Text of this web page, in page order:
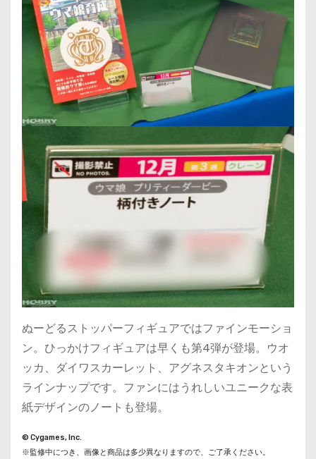
ぬーどるストッパーフィギュアではファインモーショ
ン。ひっかけフィギュアは早くも第4弾が登場。ウオ
ッカ、ダイワスカーレット、アグネスタキオンという
ラインナップです。ファンにはうれしいユニークな表
紙デザインのノートも登場。
© Cygames, Inc.
※監修中につき、画像と商品は多少異なりますので、ご了承ください。